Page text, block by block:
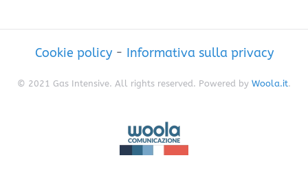
Cookie policy- Informativa sulla privacy
© 2021 Gas Intensive. All rights reserved. Powered by Woola.it.